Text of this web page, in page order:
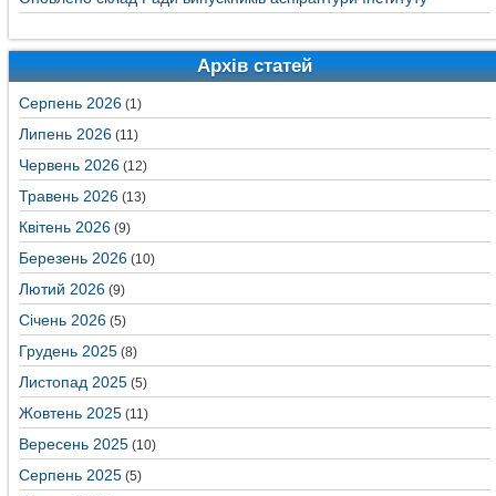
Архів статей
Серпень 2026 (1)
Липень 2026 (11)
Червень 2026 (12)
Травень 2026 (13)
Квітень 2026 (9)
Березень 2026 (10)
Лютий 2026 (9)
Січень 2026 (5)
Грудень 2025 (8)
Листопад 2025 (5)
Жовтень 2025 (11)
Вересень 2025 (10)
Серпень 2025 (5)